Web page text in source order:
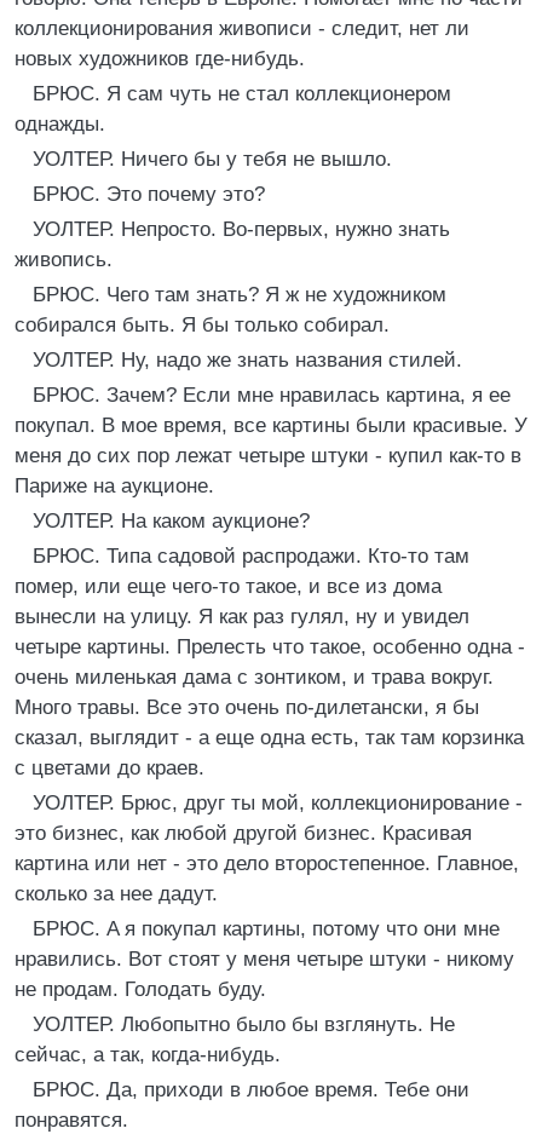
коллекционирования живописи - следит, нет ли
новых художников где-нибудь.
БРЮС. Я сам чуть не стал коллекционером
однажды.
УОЛТЕР. Ничего бы у тебя не вышло.
БРЮС. Это почему это?
УОЛТЕР. Непросто. Во-первых, нужно знать
живопись.
БРЮС. Чего там знать? Я ж не художником
собирался быть. Я бы только собирал.
УОЛТЕР. Ну, надо же знать названия стилей.
БРЮС. Зачем? Если мне нравилась картина, я ее
покупал. В мое время, все картины были красивые. У
меня до сих пор лежат четыре штуки - купил как-то в
Париже на аукционе.
УОЛТЕР. На каком аукционе?
БРЮС. Типа садовой распродажи. Кто-то там
помер, или еще чего-то такое, и все из дома
вынесли на улицу. Я как раз гулял, ну и увидел
четыре картины. Прелесть что такое, особенно одна -
очень миленькая дама с зонтиком, и трава вокруг.
Много травы. Все это очень по-дилетански, я бы
сказал, выглядит - a еще одна есть, так там корзинка
с цветами до краев.
УОЛТЕР. Брюс, друг ты мой, коллекционирование -
это бизнес, как любой другой бизнес. Красивая
картина или нет - это дело второстепенное. Главное,
сколько за нее дадут.
БРЮС. A я покупал картины, потому что они мне
нравились. Вот стоят у меня четыре штуки - никому
не продам. Голодать буду.
УОЛТЕР. Любопытно было бы взглянуть. Не
сейчас, a так, когда-нибудь.
БРЮС. Да, приходи в любое время. Тебе они
понравятся.